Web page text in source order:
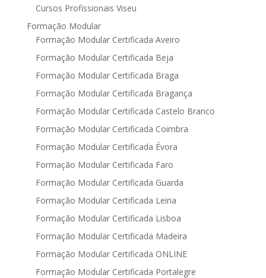
Cursos Profissionais Viseu
Formação Modular
Formação Modular Certificada Aveiro
Formação Modular Certificada Beja
Formação Modular Certificada Braga
Formação Modular Certificada Bragança
Formação Modular Certificada Castelo Branco
Formação Modular Certificada Coimbra
Formação Modular Certificada Évora
Formação Modular Certificada Faro
Formação Modular Certificada Guarda
Formação Modular Certificada Leiria
Formação Modular Certificada Lisboa
Formação Modular Certificada Madeira
Formação Modular Certificada ONLINE
Formação Modular Certificada Portalegre